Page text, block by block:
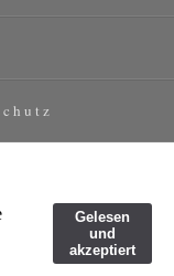
Gelesen
und
akzeptiert